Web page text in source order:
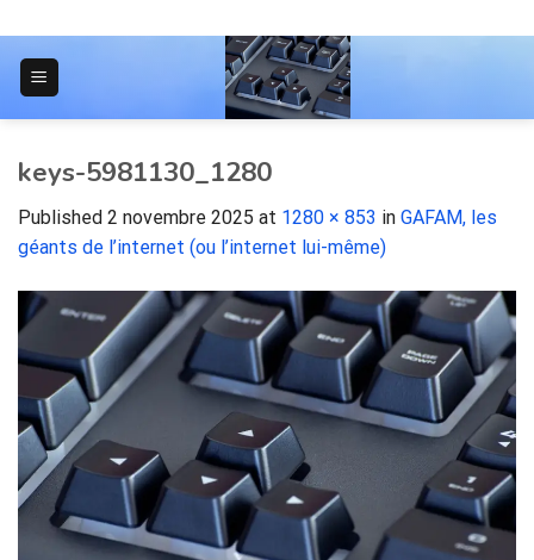
to
content
keys-5981130_1280
Published 2 novembre 2025 at 1280 × 853 in GAFAM, les
géants de l’internet (ou l’internet lui-même)